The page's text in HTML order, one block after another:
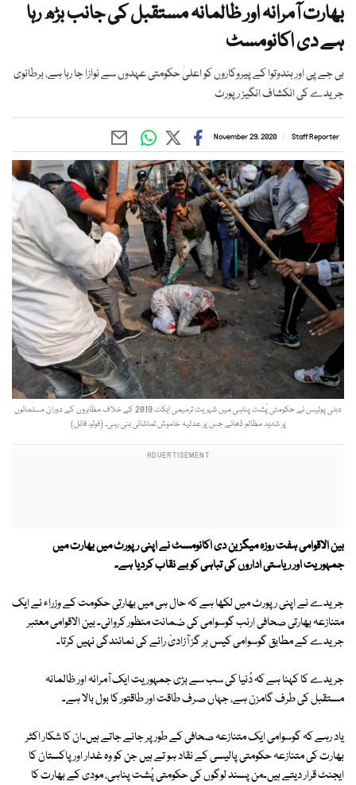
بھارت آمرانہ اور ظالمانہ مستقبل کی جانب بڑھ رہا
ہے دی اکانومسٹ
بی جے پی اور ہندوتوا کے پیروکاروں کو اعلیٰ حکومتی عہدوں سے نوازا جا رہا ہے، برطانوی
جریدے کی انکشاف انگیز رپورٹ
Staff Reporter
November 29, 2020
دہلی پولیس نے حکومتی پُشت پناہی میں شہریت ترمیمی ایکٹ 2019 کے خلاف مظاہروں کے دوران مسلمانوں
پر شدید مظالم ڈھائے جس پر عدلیہ خاموش تماشائی بنی رہی۔ (فوٹو، فائل)
بین الاقوامی ہفت روزہ میگزین دی اکانومسٹ نے اپنی رپورٹ میں بھارت میں
جمہوریت اور ریاستی اداروں کی تباہی کو بے نقاب کردیا ہے۔
جریدے نے اپنی رپورٹ میں لکھا ہے کہ حال ہی میں بھارتی حکومت کے وزراء نے ایک
متنازعہ بھارتی صحافی ارنب گوسوامی کی ضمانت منظور کروائی۔ بین الاقوامی معتبر
جریدے کے مطابق گوسوامی کیس ہر گز آزادیٔ رائے کی نمائندگی نہیں کرتا۔
جریدے کا کہنا ہے کہ دُنیا کی سب سے بڑی جمہوریت ایک آمرانہ اور ظالمانہ
مستقبل کی طرف گامزن ہے، جہاں صرف طاقت اور طاقتور کا بول بالا ہے۔
یاد رہے کہ گوسوامی ایک متنازعہ صحافی کے طور پر جانے جاتے ہیں۔ان کا شکار اکثر
بھارت کی متنازعہ حکومتی پالیسی کے نقاد ہو تے ہیں جن کو وہ غدار اور پاکستان کا
ایجنٹ قرار دیتے ہیں۔من پسند لوگوں کی حکومتی پُشت پناہی، مودی کے بھارت کا